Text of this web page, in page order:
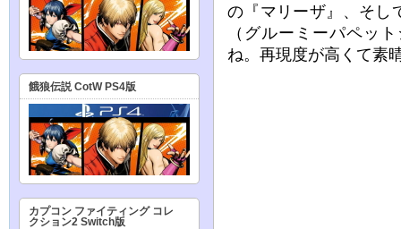
の『マリーザ』、そし
（グルーミーパペッ
ね。再現度が高くて素
餓狼伝説 CotW PS4版
カプコン ファイティング コレ
クション2 Switch版